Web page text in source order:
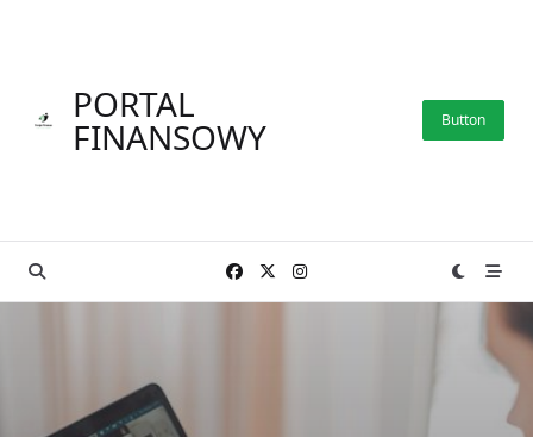
PORTAL
FINANSOWY Button